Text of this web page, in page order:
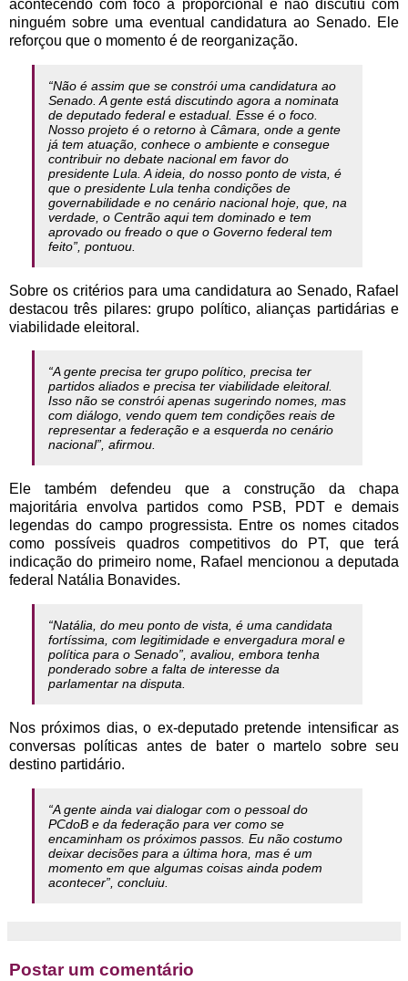
acontecendo com foco à proporcional e não discutiu com
ninguém sobre uma eventual candidatura ao Senado. Ele
reforçou que o momento é de reorganização.
“Não é assim que se constrói uma candidatura ao
Senado. A gente está discutindo agora a nominata
de deputado federal e estadual. Esse é o foco.
Nosso projeto é o retorno à Câmara, onde a gente
já tem atuação, conhece o ambiente e consegue
contribuir no debate nacional em favor do
presidente Lula. A ideia, do nosso ponto de vista, é
que o presidente Lula tenha condições de
governabilidade e no cenário nacional hoje, que, na
verdade, o Centrão aqui tem dominado e tem
aprovado ou freado o que o Governo federal tem
feito”, pontuou.
Sobre os critérios para uma candidatura ao Senado, Rafael
destacou três pilares: grupo político, alianças partidárias e
viabilidade eleitoral.
“A gente precisa ter grupo político, precisa ter
partidos aliados e precisa ter viabilidade eleitoral.
Isso não se constrói apenas sugerindo nomes, mas
com diálogo, vendo quem tem condições reais de
representar a federação e a esquerda no cenário
nacional”, afirmou.
Ele também defendeu que a construção da chapa
majoritária envolva partidos como PSB, PDT e demais
legendas do campo progressista. Entre os nomes citados
como possíveis quadros competitivos do PT, que terá
indicação do primeiro nome, Rafael mencionou a deputada
federal Natália Bonavides.
“Natália, do meu ponto de vista, é uma candidata
fortíssima, com legitimidade e envergadura moral e
política para o Senado”, avaliou, embora tenha
ponderado sobre a falta de interesse da
parlamentar na disputa.
Nos próximos dias, o ex-deputado pretende intensificar as
conversas políticas antes de bater o martelo sobre seu
destino partidário.
“A gente ainda vai dialogar com o pessoal do
PCdoB e da federação para ver como se
encaminham os próximos passos. Eu não costumo
deixar decisões para a última hora, mas é um
momento em que algumas coisas ainda podem
acontecer”, concluiu.
Postar um comentário